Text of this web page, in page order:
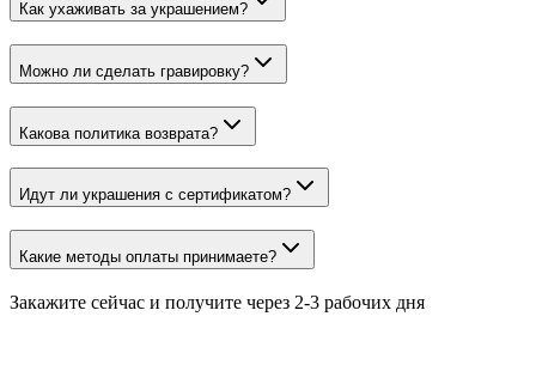
Как ухаживать за украшением?
Можно ли сделать гравировку?
Какова политика возврата?
Идут ли украшения с сертификатом?
Какие методы оплаты принимаете?
Закажите сейчас и получите через 2-3 рабочих дня